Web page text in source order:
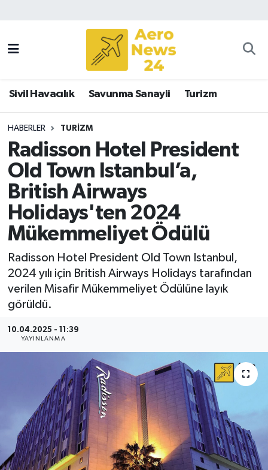
Sivil Havacılık Savunma Sanayii Turizm
HABERLER TURIZM
Radisson Hotel President
Old Town Istanbul’a,
British Airways
Holidays'ten 2024
Mükemmeliyet Ödülü
Radisson Hotel President Old Town Istanbul,
2024 yılı için British Airways Holidays tarafından
verilen Misafir Mükemmeliyet Ödülüne layık
görüldü.
10.04.2025 - 11:39
YAYINLANMA